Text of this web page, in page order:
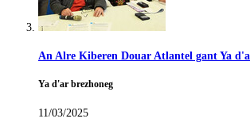
An Alre Kiberen Douar Atlantel gant Ya
Ya d'ar brezhoneg
11/03/2025